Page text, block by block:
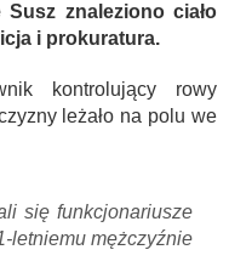
znaleziono ciało
i prokuratura.
kontrolujący rowy
leżało na polu we
się funkcjonariusze
letniemu mężczyźnie